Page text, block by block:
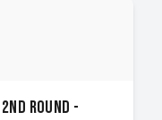
Round -